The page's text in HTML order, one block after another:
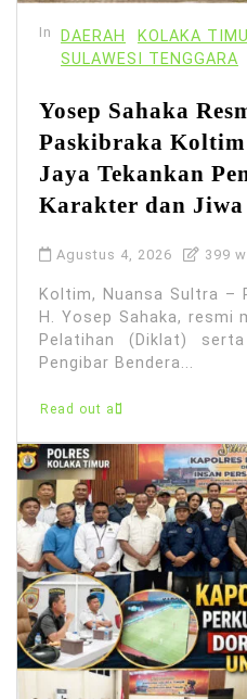
In DAERAH KOLAKA
SULAWESI TENGGARA
Yosep Sahaka
Paskibraka Koltim
Jaya Tekankan
Karakter dan Jiwa
Agustus 4, 2026 399
Koltim, Nuansa Sultra –
H. Yosep Sahaka, resmi
Pelatihan (Diklat)
Pengibar Bendera...
Read out all